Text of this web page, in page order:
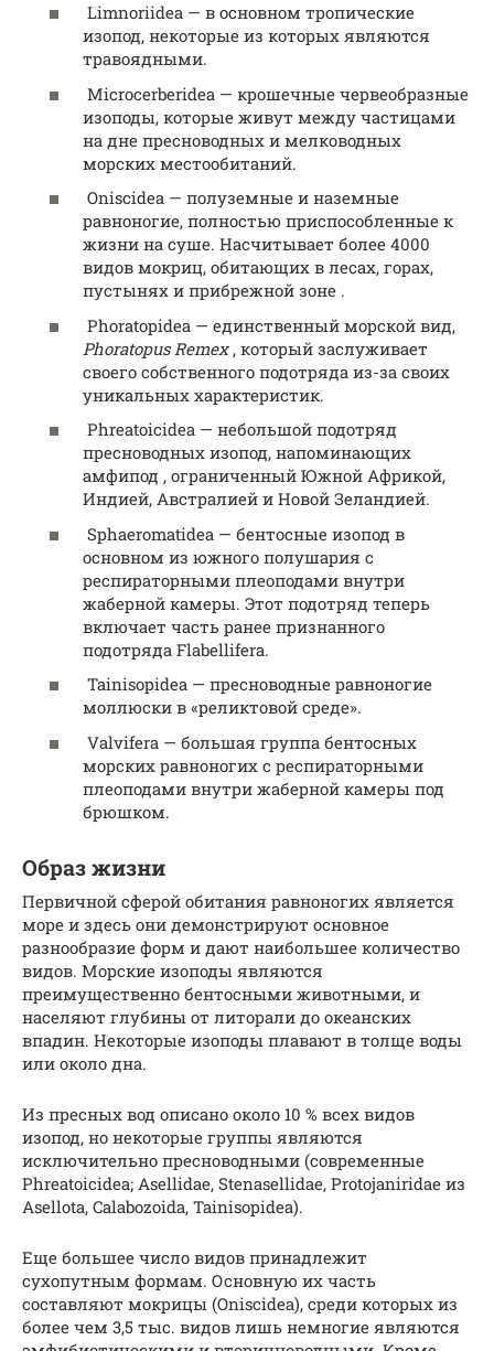
Limnoriidea — в основном тропические
изопод, некоторые из которых являются
травоядными.
Microcerberidea — крошечные червеобразные
изоподы, которые живут между частицами
на дне пресноводных и мелководных
морских местообитаний.
Oniscidea — полуземные и наземные
равноногие, полностью приспособленные к
жизни на суше. Насчитывает более 4000
видов мокриц, обитающих в лесах, горах,
пустынях и прибрежной зоне .
Phoratopidea — единственный морской вид,
Phoratopus Remex, который заслуживает
своего собственного подотряда из-за своих
уникальных характеристик.
Phreatoicidea — небольшой подотряд
пресноводных изопод, напоминающих
амфипод , ограниченный Южной Африкой,
Индией, Австралией и Новой Зеландией.
Sphaeromatidea — бентосные изопод в
основном из южного полушария с
респираторными плеоподами внутри
жаберной камеры. Этот подотряд теперь
включает часть ранее признанного
подотряда Flabellifera.
Tainisopidea — пресноводные равноногие
моллюски в «реликтовой среде».
Valvifera — большая группа бентосных
морских равноногих с респираторными
плеоподами внутри жаберной камеры под
брюшком.
Образ жизни
Первичной сферой обитания равноногих является
море и здесь они демонстрируют основное
разнообразие форм и дают наибольшее количество
видов. Морские изоподы являются
преимущественно бентосными животными, и
населяют глубины от литорали до океанских
впадин. Некоторые изоподы плавают в толще воды
или около дна.
Из пресных вод описано около 10 % всех видов
изопод, но некоторые группы являются
исключительно пресноводными (современные
Phreatoicidea; Asellidae, Stenasellidae, Protojaniridae из
Asellota, Calabozoida, Tainisopidea).
Еще большее число видов принадлежит
сухопутным формам. Основную их часть
составляют мокрицы (Oniscidea), среди которых из
более чем 3,5 тыс. видов лишь немногие являются